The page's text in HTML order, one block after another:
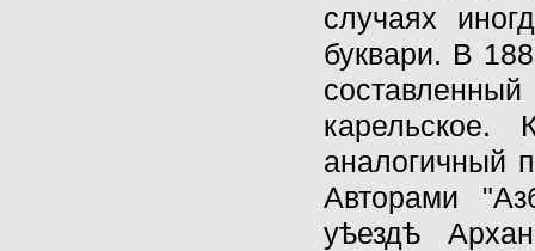
случаях
буквари. В
карельское.
аналогичный
Авторами
уѣездѣ